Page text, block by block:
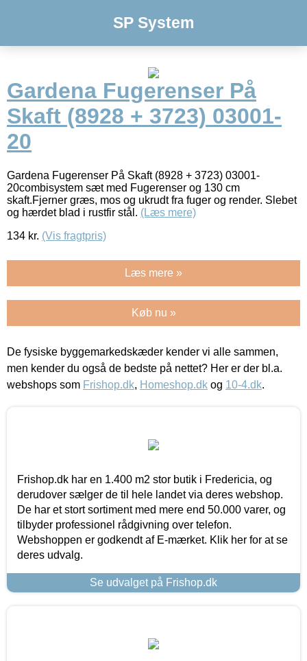
SP System
Gardena Fugerenser På
Skaft (8928 + 3723) 03001-
20
Gardena Fugerenser På Skaft (8928 + 3723) 03001-
20combisystem sæt med Fugerenser og 130 cm
skaft.Fjerner græs, mos og ukrudt fra fuger og render. Slebet
og hærdet blad i rustfir stål. (Læs mere)
134 kr. (Vis fragtpris)
Læs mere »
Køb nu »
De fysiske byggemarkedskæder kender vi alle sammen,
men kender du også de bedste på nettet? Her er der bl.a.
webshops som Frishop.dk, Homeshop.dk og 10-4.dk.
Frishop.dk har en 1.400 m2 stor butik i Fredericia, og
derudover sælger de til hele landet via deres webshop.
De har et stort sortiment med mere end 50.000 varer, og
tilbyder professionel rådgivning over telefon.
Webshoppen er godkendt af E-mærket. Klik her for at se
deres udvalg.
Se udvalget på Frishop.dk